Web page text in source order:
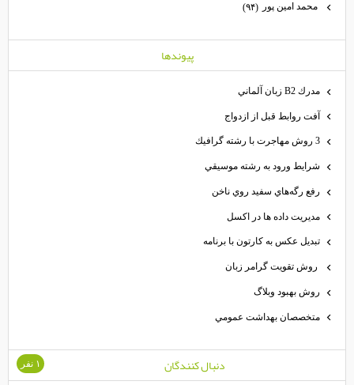
محمد امين پور (۹۴)
پيوندها
مدرك B2 زبان آلماني
آفت روابط قبل از ازدواج
شرايط ورود به رشته موسيقي
رفع رگه‌هاي سفيد روي ناخن
مديريت داده ها در اكسل
تبديل عكس به كارتون با برنامه
روش تقويت گرامر زبان
روش بهبود وبلاگ
متخصصان بهداشت عمومي
دنبال كنندگان